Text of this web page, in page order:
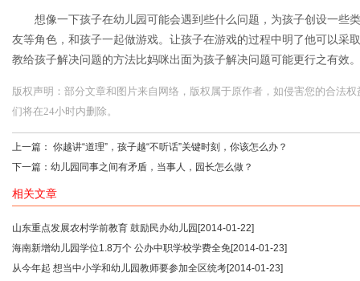
想像一下孩子在幼儿园可能会遇到些什么问题，为孩子创设一些
友等角色，和孩子一起做游戏。让孩子在游戏的过程中明了他可以采
教给孩子解决问题的方法比妈咪出面为孩子解决问题可能更行之有效
版权声明：部分文章和图片来自网络，版权属于原作者，如侵害您的合法
们将在24小时内删除。
上一篇： 你越讲“道理”，孩子越“不听话”关键时刻，你该怎么办？
下一篇： 幼儿园同事之间有矛盾，当事人，园长怎么做？
相关文章
山东重点发展农村学前教育 鼓励民办幼儿园 [2014-01-22]
海南新增幼儿园学位1.8万个 公办中职学校学费全免[2014-01-23]
从今年起 想当中小学和幼儿园教师要参加全区统考[2014-01-23]